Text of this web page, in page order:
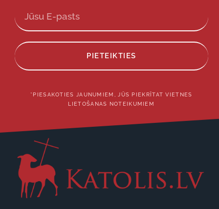
PIETEIKTIES
*PIESAKOTIES JAUNUMIEM, JŪS PIEKRĪTAT VIETNES
LIETOŠANAS NOTEIKUMIEM